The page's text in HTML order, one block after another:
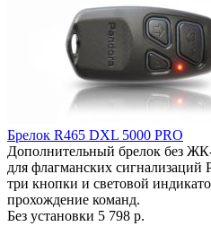
Брелок R465 DXL 5000 PRO
Дополнительный брелок без
для флагманских сигнализаций
три кнопки и световой
прохождение команд.
Без установки 5 798 р.